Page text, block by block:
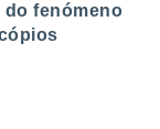
do fenómeno